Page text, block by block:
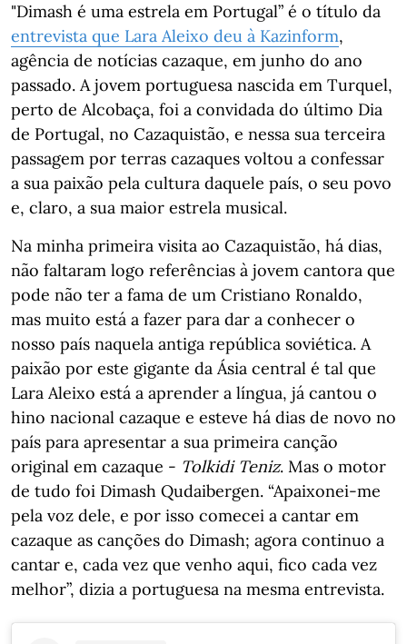
"Dimash é uma estrela em Portugal” é o título da
entrevista que Lara Aleixo deu à Kazinform,
agência de notícias cazaque, em junho do ano
passado. A jovem portuguesa nascida em Turquel,
perto de Alcobaça, foi a convidada do último Dia
de Portugal, no Cazaquistão, e nessa sua terceira
passagem por terras cazaques voltou a confessar
a sua paixão pela cultura daquele país, o seu povo
e, claro, a sua maior estrela musical.
Na minha primeira visita ao Cazaquistão, há dias,
não faltaram logo referências à jovem cantora que
pode não ter a fama de um Cristiano Ronaldo,
mas muito está a fazer para dar a conhecer o
nosso país naquela antiga república soviética. A
paixão por este gigante da Ásia central é tal que
Lara Aleixo está a aprender a língua, já cantou o
hino nacional cazaque e esteve há dias de novo no
país para apresentar a sua primeira canção
original em cazaque - Tolkidi Teniz. Mas o motor
de tudo foi Dimash Qudaibergen. “Apaixonei-me
pela voz dele, e por isso comecei a cantar em
cazaque as canções do Dimash; agora continuo a
cantar e, cada vez que venho aqui, fico cada vez
melhor”, dizia a portuguesa na mesma entrevista.